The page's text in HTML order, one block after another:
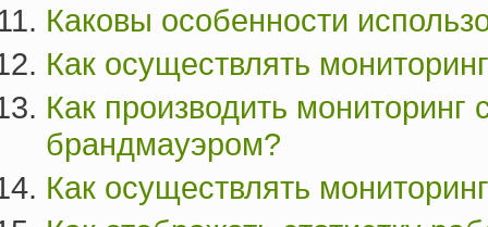
Каковы особенности
Как осуществлять
Как производить
брандмауэром?
Как осуществлять